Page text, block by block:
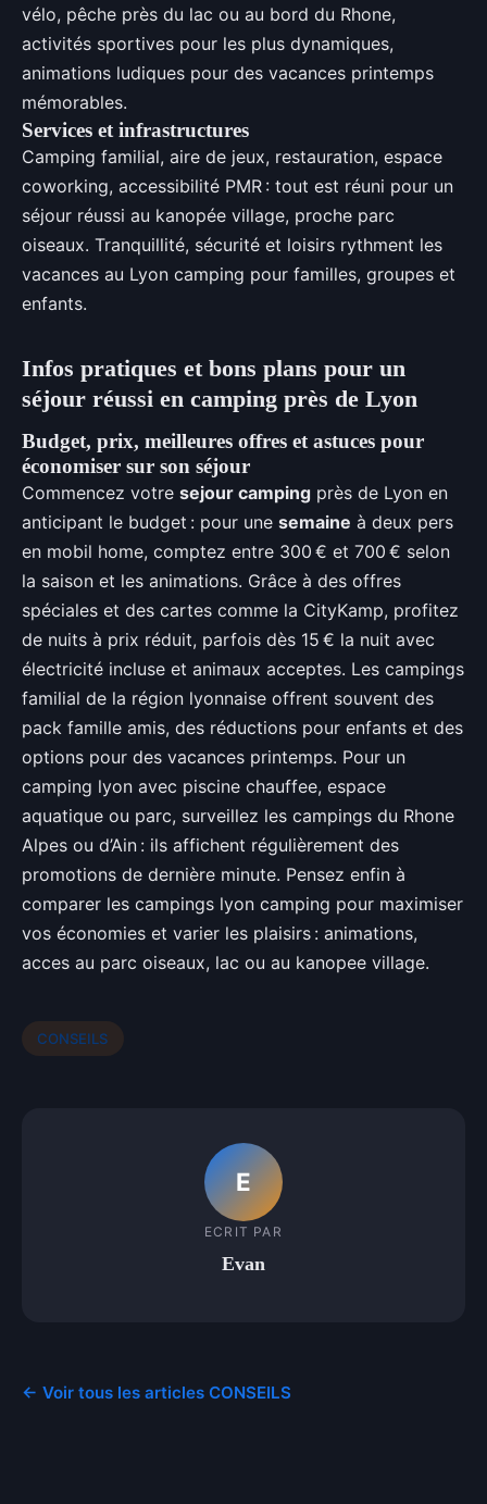
vélo, pêche près du lac ou au bord du Rhone,
activités sportives pour les plus dynamiques,
animations ludiques pour des vacances printemps
mémorables.
Services et infrastructures
Camping familial, aire de jeux, restauration, espace
coworking, accessibilité PMR : tout est réuni pour un
séjour réussi au kanopée village, proche parc
oiseaux. Tranquillité, sécurité et loisirs rythment les
vacances au Lyon camping pour familles, groupes et
enfants.
Infos pratiques et bons plans pour un
séjour réussi en camping près de Lyon
Budget, prix, meilleures offres et astuces pour
économiser sur son séjour
Commencez votre sejour camping près de Lyon en
anticipant le budget : pour une semaine à deux pers
en mobil home, comptez entre 300 € et 700 € selon
la saison et les animations. Grâce à des offres
spéciales et des cartes comme la CityKamp, profitez
de nuits à prix réduit, parfois dès 15 € la nuit avec
électricité incluse et animaux acceptes. Les campings
familial de la région lyonnaise offrent souvent des
pack famille amis, des réductions pour enfants et des
options pour des vacances printemps. Pour un
camping lyon avec piscine chauffee, espace
aquatique ou parc, surveillez les campings du Rhone
Alpes ou d’Ain : ils affichent régulièrement des
promotions de dernière minute. Pensez enfin à
comparer les campings lyon camping pour maximiser
vos économies et varier les plaisirs : animations,
acces au parc oiseaux, lac ou au kanopee village.
CONSEILS
E
ECRIT PAR
Evan
← Voir tous les articles CONSEILS